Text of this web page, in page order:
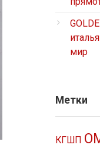
мир
Метки
КГШП